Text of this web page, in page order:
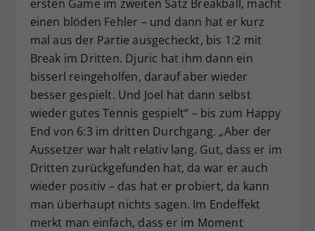
ersten Game im zweiten Satz Breakball, macht
einen blöden Fehler – und dann hat er kurz
mal aus der Partie ausgecheckt, bis 1:2 mit
Break im Dritten. Djuric hat ihm dann ein
bisserl reingeholfen, darauf aber wieder
besser gespielt. Und Joel hat dann selbst
wieder gutes Tennis gespielt“ – bis zum Happy
End von 6:3 im dritten Durchgang. „Aber der
Aussetzer war halt relativ lang. Gut, dass er im
Dritten zurückgefunden hat, da war er auch
wieder positiv – das hat er probiert, da kann
man überhaupt nichts sagen. Im Endeffekt
merkt man einfach, dass er im Moment